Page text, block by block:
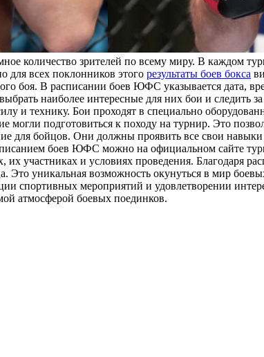
количество зрителей по всему миру. В каждом
для всех поклонников этого результаты боев бокса
боя. В расписании боев ЮФС указывается дата,
наиболее интересные для них бои и
и технику. Бои проходят в специально
подготовиться к походу на турнир. Это
бойцов. Они должны проявить все свои навыки
боев ЮФС можно на официальном сайте
их участниках и условиях проведения.
уникальная возможность окунуться в мир
спортивных мероприятий и удовлетворении
атмосферой боевых поединков.